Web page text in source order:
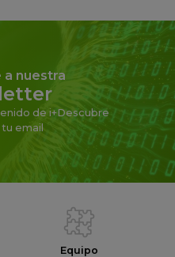
nuestra
de i+Descubre
email
Equipo